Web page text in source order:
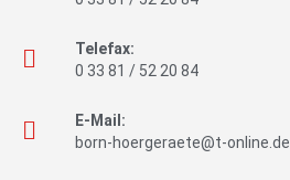
Telefax:
0 33 81 / 52 20 84
E-Mail:
born-hoergeraete@t-online.de